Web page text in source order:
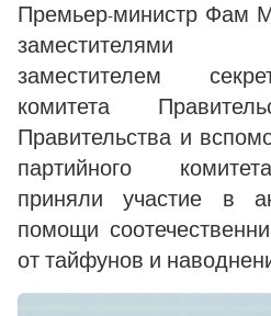
Премьер-министр Фам
заместителями
заместителем
комитета
Правительства и
партийного
приняли участие в
помощи
от тайфунов и